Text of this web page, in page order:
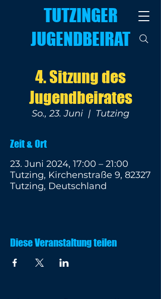
TUTZINGER
JUGENDBEIRAT
4. Sitzung des
Jugendbeirates
So., 23. Juni
  |
Tutzing
Zeit & Ort
23. Juni 2024, 17:00 – 21:00
Tutzing, Kirchenstraße 9, 82327
Tutzing, Deutschland
Diese Veranstaltung teilen